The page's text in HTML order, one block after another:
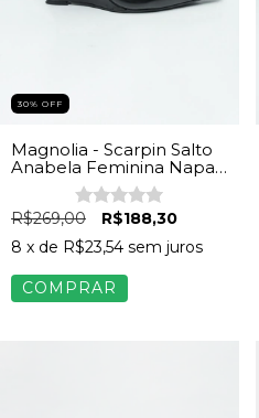
30% OFF
Magnolia - Scarpin Salto
Anabela Feminina Napa
R$269,00
R$188,30
8 x de R$23,54 sem juros
COMPRAR